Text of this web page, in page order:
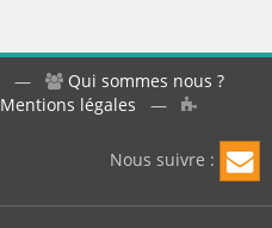
—
Qui sommes nous ?
Mentions légales —
Nous suivre :